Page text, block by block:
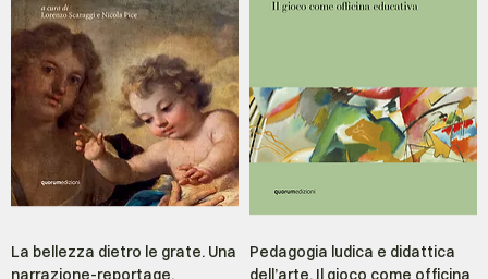
La bellezza dietro le grate. Una
narrazione-reportage.
Pedagogia ludica e didattica
dell’arte. Il gioco come officina